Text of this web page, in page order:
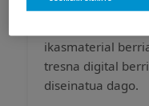
Irakaskuntzarako
ikasmaterial
tresna digital
diseinatua dago.